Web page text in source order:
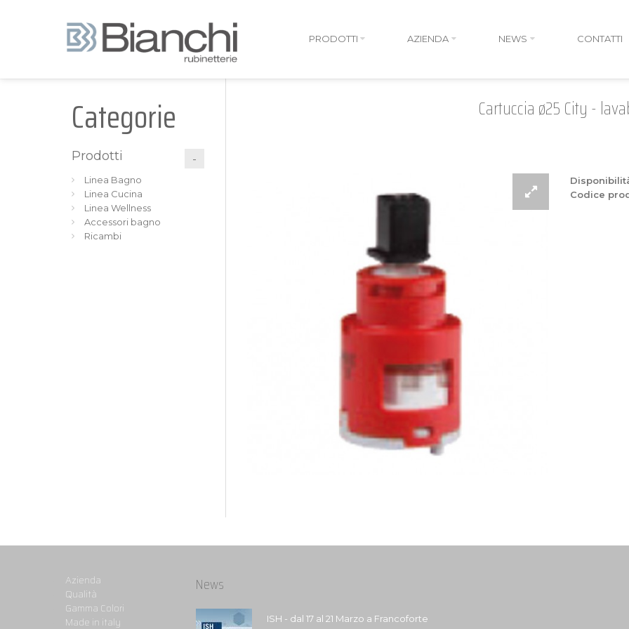
PRODOTTI AZIENDA NEWS CONTATTI
Cartuccia ø25 City -
Codice
Categorie
Prodotti
Linea Bagno
Linea Cucina
Linea Wellness
Accessori bagno
Ricambi
Azienda
Qualità
Gamma Colori
Made in italy
News
ISH - dal 17 al 21 Marzo a Francoforte